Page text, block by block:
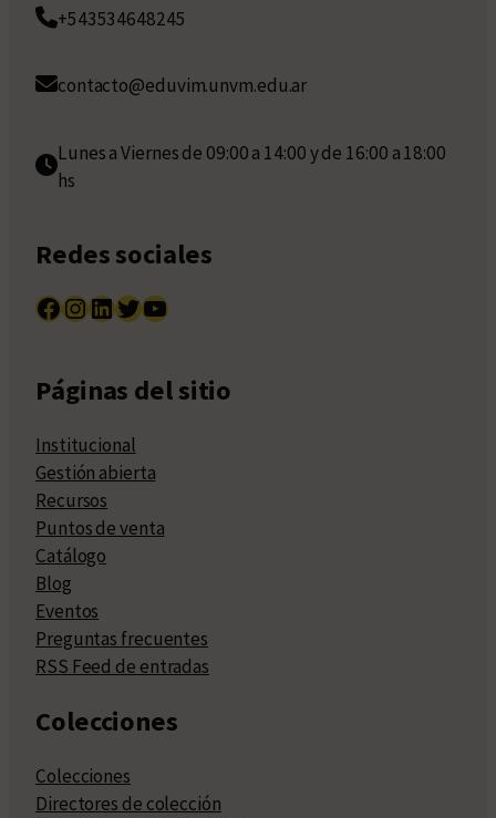
+543534648245
contacto@eduvim.unvm.edu.ar
Lunes a Viernes de 09:00 a 14:00 y de 16:00 a 18:00
hs
Redes sociales
Facebook InstagramLinkedIn Twitter YouTube
Páginas del sitio
Institucional
Gestión abierta
Recursos
Puntos de venta
Catálogo
Blog
Eventos
Preguntas frecuentes
RSS Feed de entradas
Colecciones
Colecciones
Directores de colección